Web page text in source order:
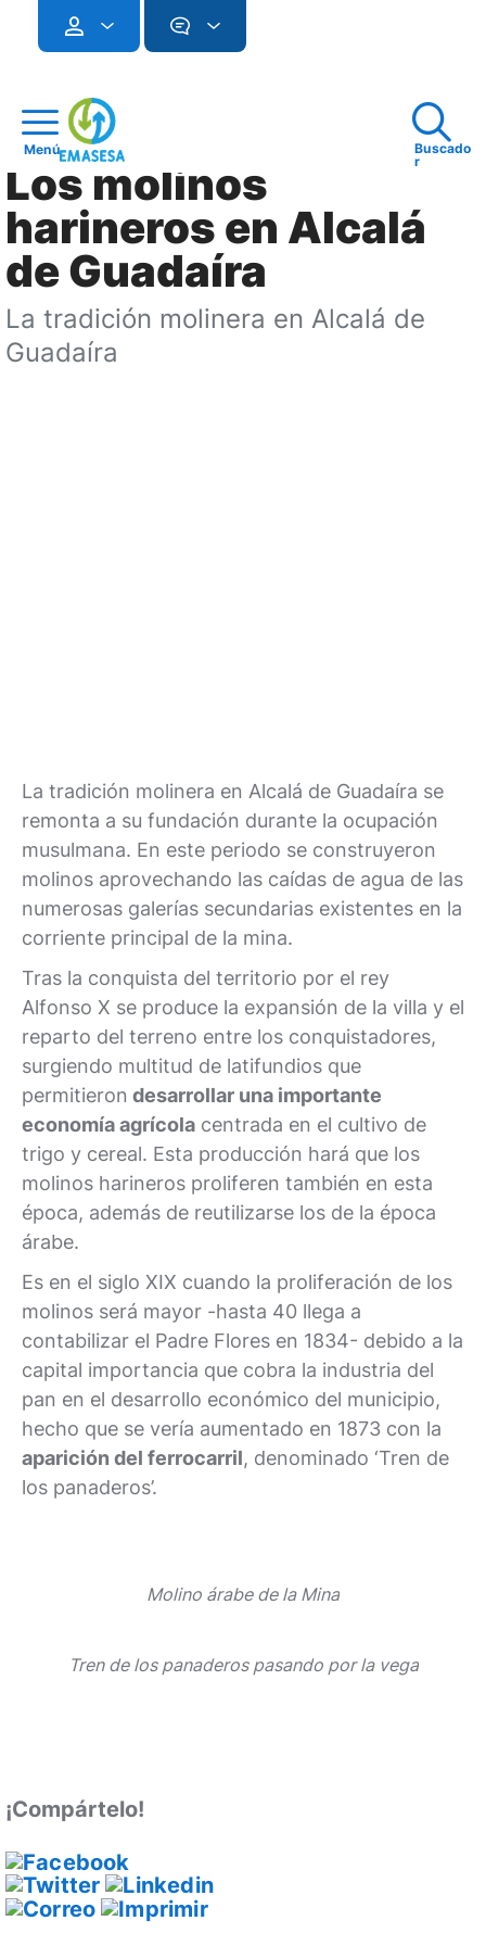
Menú
Buscado
r
Los molinos
harineros en Alcalá
de Guadaíra
La tradición molinera en Alcalá de
Guadaíra
La tradición molinera en Alcalá de Guadaíra se
remonta a su fundación durante la ocupación
musulmana. En este periodo se construyeron
molinos aprovechando las caídas de agua de las
numerosas galerías secundarias existentes en la
corriente principal de la mina.
Tras la conquista del territorio por el rey
Alfonso X se produce la expansión de la villa y el
reparto del terreno entre los conquistadores,
surgiendo multitud de latifundios que
permitieron desarrollar una importante
economía agrícola centrada en el cultivo de
trigo y cereal. Esta producción hará que los
molinos harineros proliferen también en esta
época, además de reutilizarse los de la época
árabe.
Es en el siglo XIX cuando la proliferación de los
molinos será mayor -hasta 40 llega a
contabilizar el Padre Flores en 1834- debido a la
capital importancia que cobra la industria del
pan en el desarrollo económico del municipio,
hecho que se vería aumentado en 1873 con la
aparición del ferrocarril, denominado ‘Tren de
los panaderos’.
Molino árabe de la Mina
Tren de los panaderos pasando por la vega
¡Compártelo!